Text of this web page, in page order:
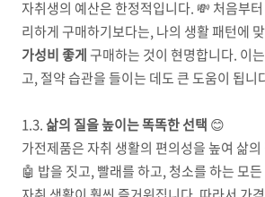
자취생의 예산은 한정적입니다. 💸 처음부
리하게 구매하기보다는, 나의 생활 패턴에
가성비 좋게 구매하는 것이 현명합니다. 이
고, 절약 습관을 들이는 데도 큰 도움이 됩니
1.3.삶의 질을 높이는 똑똑한 선택 😊
가전제품은 자취 생활의 편의성을 높여 삶
🤖 밥을 짓고, 빨래를 하고, 청소를 하는 모